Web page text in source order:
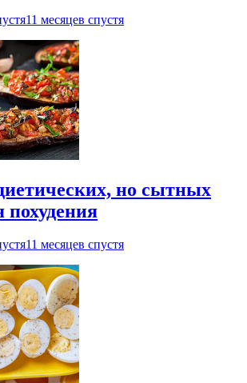
11 месяцев спустя
но сытных
похудения
11 месяцев спустя